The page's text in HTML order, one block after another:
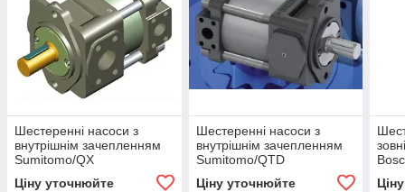
Шестеренні насоси з
внутрішнім зачепленням
Sumitomo/QX
Ціну уточнюйте
Шестеренні насоси з
внутрішнім зачепленням
Sumitomo/QTD
Ціну уточнюйте